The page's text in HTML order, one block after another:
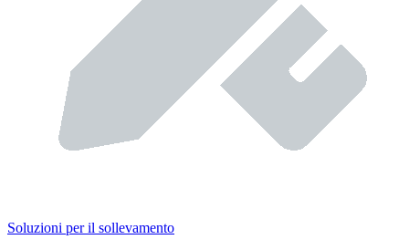
Soluzioni per il sollevamento